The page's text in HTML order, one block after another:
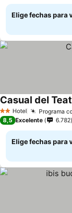
Elige fechas para
2 Estrellas
Hotel Programa
Casual del
8,5 Excelente 6.782
Elige fechas para